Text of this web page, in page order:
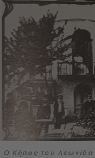
Ο Κήπος του Λεωνίδα